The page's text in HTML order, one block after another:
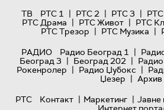
ТВ
РТС 1 | РТС 2 | РТС 3 |
РТС Драма | РТС Живот | РТС
РТС Трезор | РТС Музика |
РАДИО
Радио Београд 1 |
Београд 3 | Београд 202 |
Рокенролер | Радио Џубокс |
Џезер | Архив
РТС
Контакт | Маркетинг | Јавне